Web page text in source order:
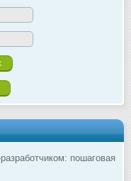
пошаговая